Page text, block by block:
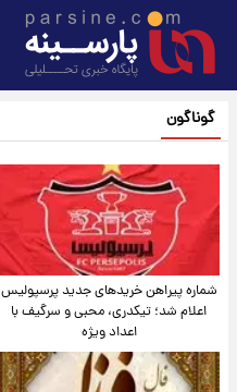
گوناگون
شماره پیراهن خریدهای جدید پرسپولیس
اعلام شد؛ تیکدری، محبی و سرگیف با
اعداد ویژه